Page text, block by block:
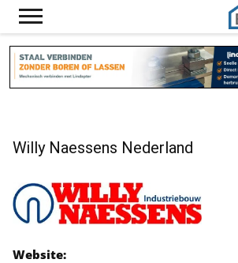
Willy Naessens Nederland
Website: